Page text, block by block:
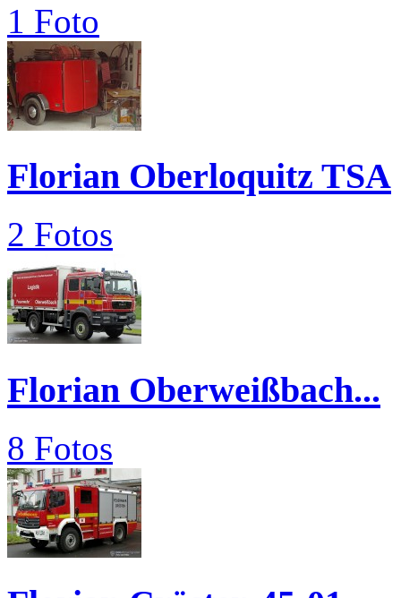
1 Foto
Florian Oberloquitz TSA
2 Fotos
Florian Oberweißbach...
8 Fotos